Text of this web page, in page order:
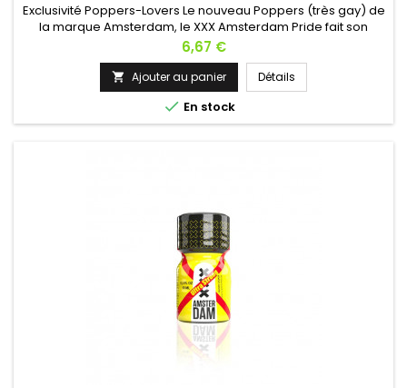
Exclusivité Poppers-Lovers Le nouveau Poppers (très gay) de
la marque Amsterdam, le XXX Amsterdam Pride fait son
apparition dans un format 24ml. Conçu à base d'Amyl,
laissez son odeur sexy vous enivrer. Il délivrera des effets
puissants de longue durée et vous offrira une dilatation
accrue pour de longues nuits torrides. Retrouvez aussi
le Poppers XXX...
Prix
6,67 €
 Ajouter au panier Détails
 En stock